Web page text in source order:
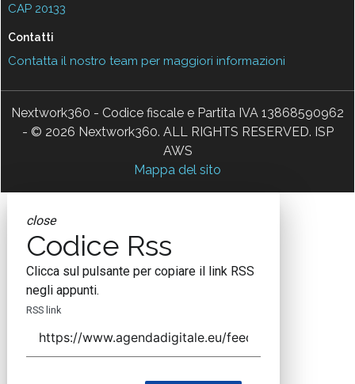
CAP 20133
Contatti
Contatta il nostro team per maggiori informazioni
Nextwork360 - Codice fiscale e Partita IVA 13868590962
- © 2026 Nextwork360. ALL RIGHTS RESERVED. ISP
AWS
Mappa del sito
close
Codice Rss
Clicca sul pulsante per copiare il link RSS
negli appunti.
RSS link